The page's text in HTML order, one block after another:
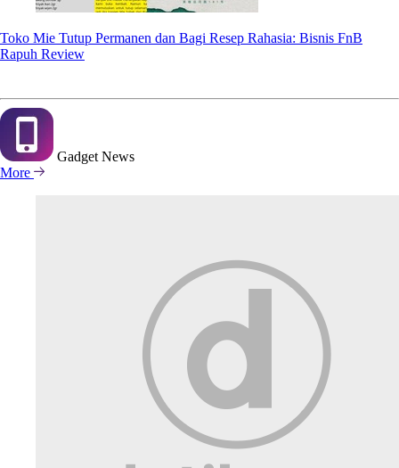
Toko Mie Tutup Permanen dan Bagi Resep Rahasia: Bisnis FnB
Rapuh Review
Gadget News
More